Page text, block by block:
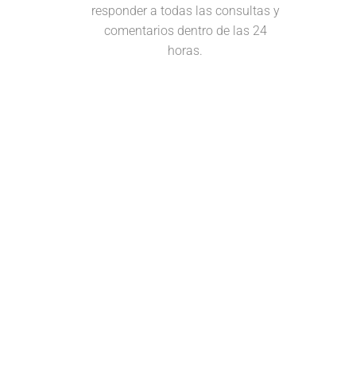
responder a todas las consultas y
comentarios dentro de las 24
horas.